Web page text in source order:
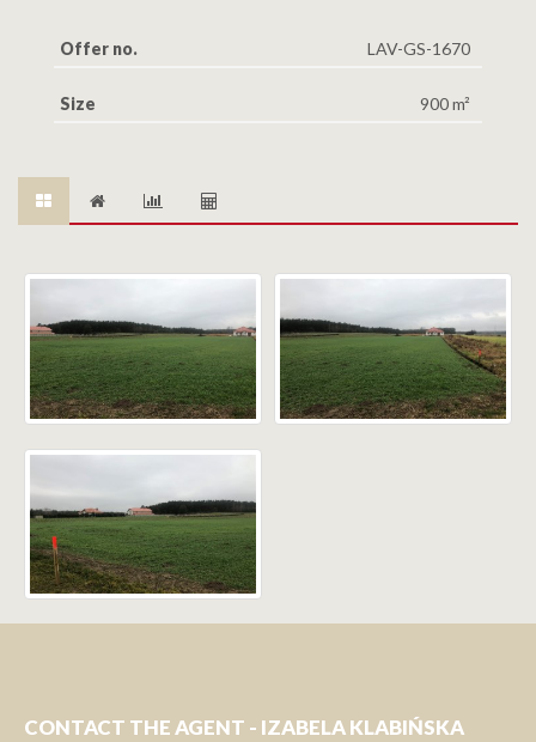
Offer no. LAV-GS-1670
Size 900 m²
CONTACT THE AGENT - IZABELA KLABIŃSKA